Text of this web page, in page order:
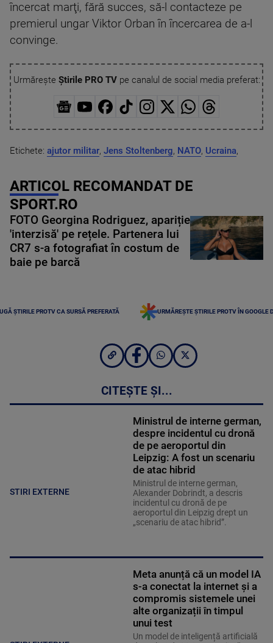
încercat marţi, fără succes, să-l contacteze pe
premierul ungar Viktor Orban în încercarea de a-l
convinge.
Urmărește Știrile PRO TVpe canalul de social media preferat:
Etichete: ajutor militar, Jens Stoltenberg, NATO, Ucraina,
ARTICOL RECOMANDAT DE
SPORT.RO
FOTO Georgina Rodriguez, apariție
'interzisă' pe rețele. Partenera lui
CR7 s-a fotografiat în costum de
baie pe barcă
ȘTIRILE PROTV CA SURSĂ PREFERATĂ URMĂREȘTE ȘTIRILE PROTV ÎN GOOGLE
CITEȘTE ȘI...
STIRI EXTERNE
Ministrul de interne german,
despre incidentul cu dronă
de pe aeroportul din
Leipzig: A fost un scenariu
de atac hibrid
Ministrul de interne german,
Alexander Dobrindt, a descris
incidentul cu dronă de pe
aeroportul din Leipzig drept un
„scenariu de atac hibrid”.
Meta anunță că un model IA
s-a conectat la internet și a
compromis sistemele unei
alte organizații în timpul
unui test
Un model de inteligență artificială